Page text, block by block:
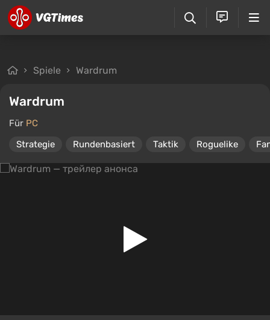
Spiele Wardrum
Wardrum
Für PC
Strategie
Rundenbasiert Taktik Roguelike